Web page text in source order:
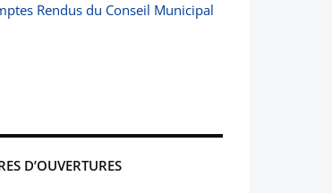
Rendus du Conseil Municipal
D’OUVERTURES